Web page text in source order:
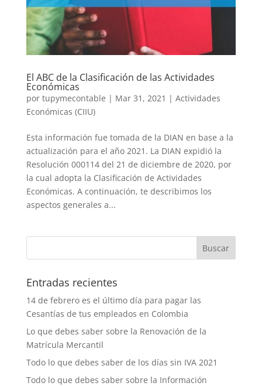
El ABC de la Clasificación de las Actividades
Económicas
por tupymecontable | Mar 31, 2021 | Actividades
Económicas (CIIU)
Esta información fue tomada de la DIAN en base a la
actualización para el año 2021. La DIAN expidió la
Resolución 000114 del 21 de diciembre de 2020, por
la cual adopta la Clasificación de Actividades
Económicas. A continuación, te describimos los
aspectos generales a...
Entradas recientes
14 de febrero es el último día para pagar las
Cesantías de tus empleados en Colombia
Lo que debes saber sobre la Renovación de la
Matrícula Mercantil
Todo lo que debes saber de los días sin IVA 2021
Todo lo que debes saber sobre la Información